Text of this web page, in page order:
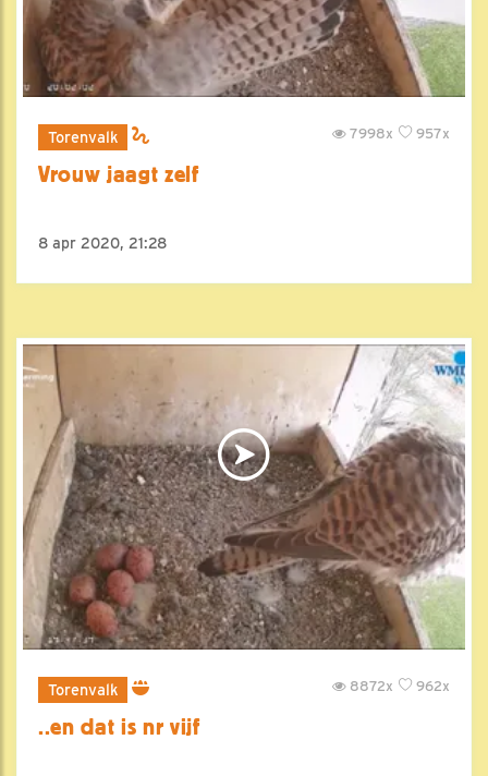
Torenvalk 957x
7998x
Vrouw jaagt zelf
8 apr 2020, 21:28
Torenvalk 962x
8872x
..en dat is nr vijf